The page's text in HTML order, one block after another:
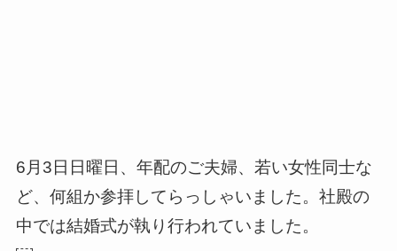
6月3日日曜日、年配のご夫婦、若い女性同士な
ど、何組か参拝してらっしゃいました。社殿の
中では結婚式が執り行われていました。